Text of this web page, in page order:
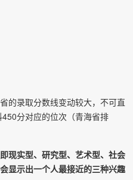
的录取分数线变动较大，不可直
分对应的位次（青海省排
现实型、研究型、艺术型、社会
显示出一个人最接近的三种兴趣